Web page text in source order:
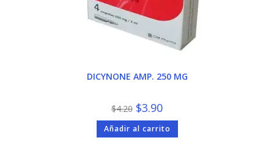
DICYNONE AMP. 250 MG
$4.20 El
precio
original
era:
$4.20.
$3.90El
precio
actual
es:
$3.90.
Añadir al carrito